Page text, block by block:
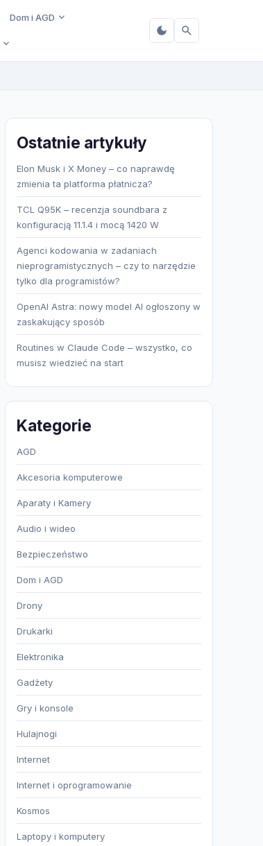
Dom i AGD
Ostatnie artykuły
Elon Musk i X Money – co naprawdę
zmienia ta platforma płatnicza?
TCL Q95K – recenzja soundbara z
konfiguracją 11.1.4 i mocą 1420 W
Agenci kodowania w zadaniach
nieprogramistycznych – czy to narzędzie
tylko dla programistów?
OpenAI Astra: nowy model AI ogłoszony w
zaskakujący sposób
Routines w Claude Code – wszystko, co
musisz wiedzieć na start
Kategorie
AGD
Akcesoria komputerowe
Aparaty i Kamery
Audio i wideo
Bezpieczeństwo
Dom i AGD
Drony
Drukarki
Elektronika
Gadżety
Gry i konsole
Hulajnogi
Internet
Internet i oprogramowanie
Kosmos
Laptopy i komputery